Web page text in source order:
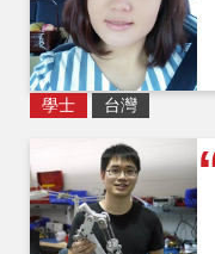
學士 台灣